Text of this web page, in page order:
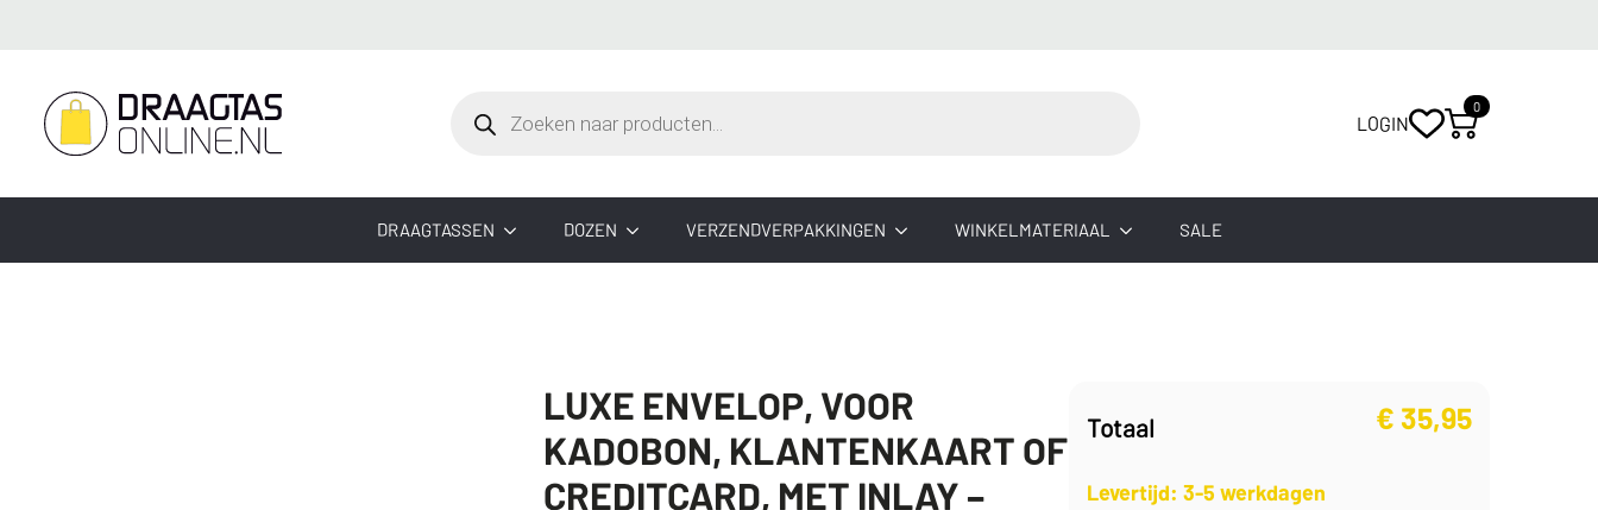
zoeken
LOGIN
0
DRAAGTASSEN DOZEN VERZENDVERPAKKINGEN WINKELMATERIAAL SALE
LUXE ENVELOP, VOOR
KADOBON, KLANTENKAART OF
CREDITCARD, MET INLAY –
Totaal € 35,95
Levertijd: 3-5 werkdagen